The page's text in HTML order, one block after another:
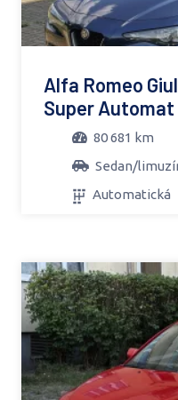
Alfa Romeo
Super Automat
80 681 km
Sedan/
Automatická